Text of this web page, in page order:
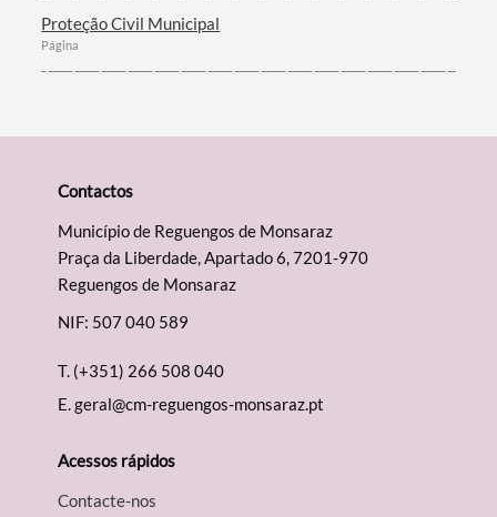
Proteção Civil Municipal
Página
Contactos
Município de Reguengos de Monsaraz
Praça da Liberdade, Apartado 6, 7201-970
Reguengos de Monsaraz
NIF: 507 040 589
T. (+351) 266 508 040
E.geral@cm-reguengos-monsaraz.pt
Acessos rápidos
Contacte-nos